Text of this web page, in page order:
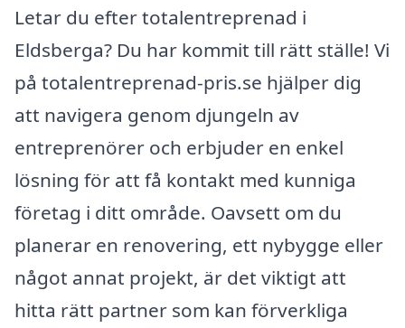
Letar du efter totalentreprenad i
Eldsberga? Du har kommit till rätt ställe! Vi
på totalentreprenad-pris.se hjälper dig
att navigera genom djungeln av
entreprenörer och erbjuder en enkel
lösning för att få kontakt med kunniga
företag i ditt område. Oavsett om du
planerar en renovering, ett nybygge eller
något annat projekt, är det viktigt att
hitta rätt partner som kan förverkliga